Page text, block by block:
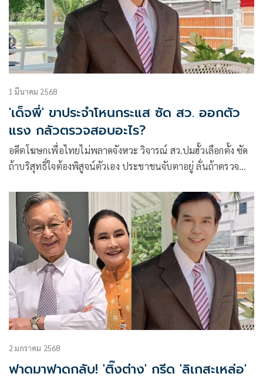
1 มีนาคม 2568
'เด็จพี่' ขาประจำโหนกระแส ซัด สว. ออกตัว
แรง กลัวตรวจสอบอะไร?
อดีตโฆษกเพื่อไทยไม่พลาดจังหวะ วิจารณ์ สว.ปมฮั้วเลือกตั้ง ซัด
ถ้าบริสุทธิ์ใจต้องพิสูจน์ตัวเอง ประชาชนจับตาอยู่ ลั่นถ้าตรวจ
2 มกราคม 2568
ฟาดมาฟาดกลับ! 'ติ๊งต่าง' กรีด 'ลิเกสะเหล่อ'